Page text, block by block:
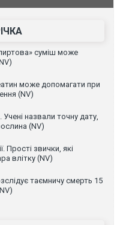
Франції
суміш може
може допомагати при
(NV)
назвали точну дату,
(NV)
Прості звички, які
влітку (NV)
таємничу смерть 15